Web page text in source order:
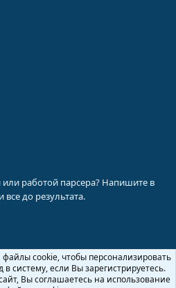
работой парсера? Напишите в
до результата.
cookie, чтобы персонализировать
систему, если Вы зарегистрируетесь.
Вы соглашаетесь на использование